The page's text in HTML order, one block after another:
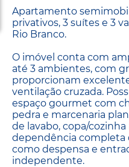
Apartamento
privativos, 3 suítes e 3
Rio Branco.
O imóvel conta com
até 3 ambientes, com
proporcionam
ventilação cruzada.
espaço gourmet com
pedra e marcenaria
de lavabo, copa/
dependência completa
como despensa e
independente.